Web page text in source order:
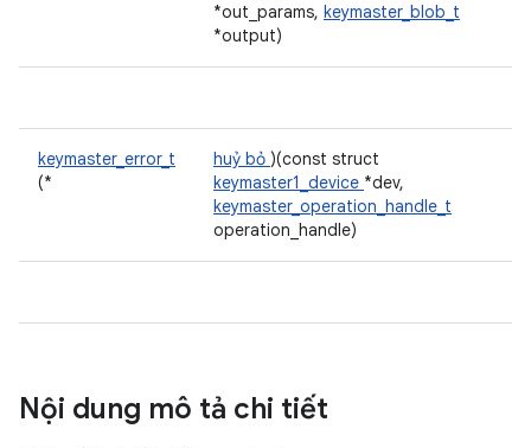
*out_params, keymaster_blob_t
*output)
keymaster_error_t
(*
huỷ bỏ )(const struct
keymaster1_device *dev,
keymaster_operation_handle_t
operation_handle)
Nội dung mô tả chi tiết